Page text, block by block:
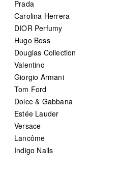
Prada
Carolina Herrera
DIOR Perfumy
Hugo Boss
Douglas Collection
Valentino
Giorgio Armani
Tom Ford
Dolce & Gabbana
Estée Lauder
Versace
Lancôme
Indigo Nails